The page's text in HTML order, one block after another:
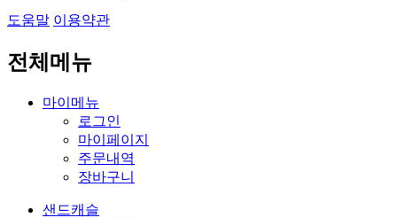
도움말 이용약관
전체메뉴
마이메뉴
로그인
마이페이지
주문내역
장바구니
샌드캐슬